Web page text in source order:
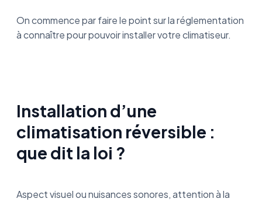
On commence par faire le point sur la réglementation
à connaître pour pouvoir installer votre climatiseur.
Installation d’une
climatisation réversible :
que dit la loi ?
Aspect visuel ou nuisances sonores, attention à la